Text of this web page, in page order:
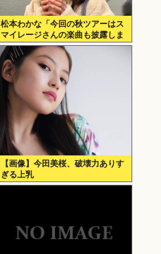
松本わかな「今回の秋ツアーはス
マイレージさんの楽曲も披露しま
す！嬉しすぎる！楽しみすぎ
る！」
【画像】今田美桜、破壊力ありす
ぎる上乳